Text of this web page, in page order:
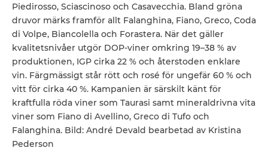
Piedirosso, Sciascinoso och Casavecchia. Bland gröna
druvor märks framför allt Falanghina, Fiano, Greco, Coda
di Volpe, Biancolella och Forastera. När det gäller
kvalitetsnivåer utgör DOP-viner omkring 19–38 % av
produktionen, IGP cirka 22 % och återstoden enklare
vin. Färgmässigt står rött och rosé för ungefär 60 % och
vitt för cirka 40 %. Kampanien är särskilt känt för
kraftfulla röda viner som Taurasi samt mineraldrivna vita
viner som Fiano di Avellino, Greco di Tufo och
Falanghina. Bild: André Devald bearbetad av Kristina
Pederson